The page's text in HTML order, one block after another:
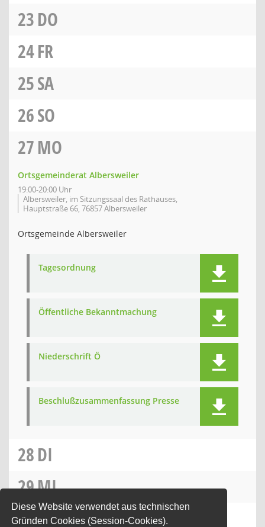
Diese Website verwendet aus technischen
Gründen Cookies (Session-Cookies).
23DO
24FR
25SA
26SO
27MO
Ortsgemeinderat Albersweiler
19:00-20:00 Uhr
Albersweiler, im Sitzungssaal des Rathauses,
Hauptstraße 66, 76857 Albersweiler
Ortsgemeinde Albersweiler
Tagesordnung
Öffentliche Bekanntmachung
Niederschrift Ö
Beschlußzusammenfassung Presse
28DI
29MI
30DO